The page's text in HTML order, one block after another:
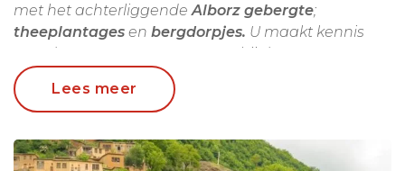
met het achterliggende Alborz gebergte;
theeplantages en bergdorpjes. U maakt kennis
met de
bij de
en beklimt het imposante
door het grensgebied met Armenië en
Azerbeidzjan waar u verborgen
aantreft. U overnacht in het karakteristieke
grottendorpKanduvan, reist door Iraans
Lees meer